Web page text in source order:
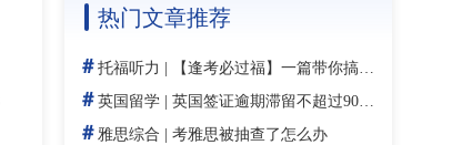
热门文章推荐
＃ 托福听力 【逢考必过福】一篇带你搞定托福听力备考
＃ 英国留学 英国签证逾期滞留不超过90天会怎样？后果与应对措施详解
＃ 雅思综合 考雅思被抽查了怎么办